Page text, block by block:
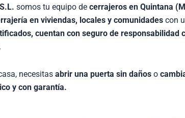
somos tu equipo de cerrajeros en Quintana
en viviendas, locales y comunidades con
cuentan con seguro de responsabilidad
necesitas abrir una puerta sin daños o
y con garantía.